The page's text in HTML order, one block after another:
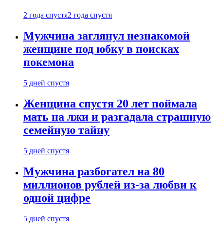
2 года спустя2 года спустя
Мужчина заглянул незнакомой
женщине под юбку в поисках
покемона
5 дней спустя
Женщина спустя 20 лет поймала
мать на лжи и разгадала страшную
семейную тайну
5 дней спустя
Мужчина разбогател на 80
миллионов рублей из-за любви к
одной цифре
5 дней спустя